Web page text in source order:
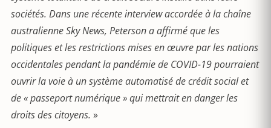
sociétés. Dans une récente interview accordée à la chaîne
australienne Sky News, Peterson a affirmé que les
politiques et les restrictions mises en œuvre par les nations
occidentales pendant la pandémie de COVID-19 pourraient
ouvrir la voie à un système automatisé de crédit social et
de « passeport numérique » qui mettrait en danger les
droits des citoyens. »